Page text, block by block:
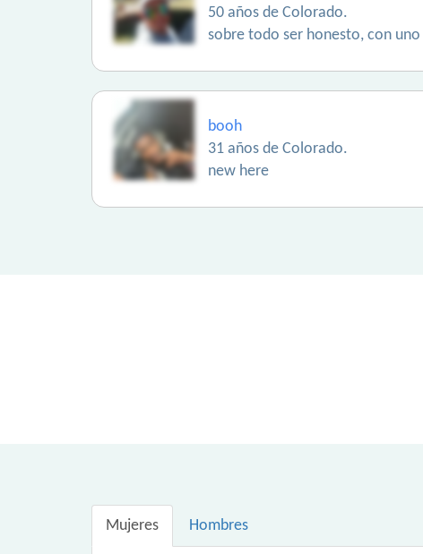
50 años de Colorado.
sobre todo ser honesto, con
booh
31 años de Colorado.
new here
Mujeres Hombres